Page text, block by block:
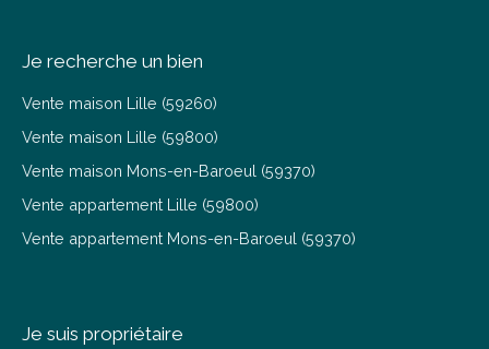
Je recherche un bien
Vente maison Lille (59260)
Vente maison Lille (59800)
Vente maison Mons-en-Baroeul (59370)
Vente appartement Lille (59800)
Vente appartement Mons-en-Baroeul (59370)
Je suis propriétaire